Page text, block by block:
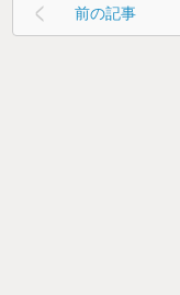
前の記事